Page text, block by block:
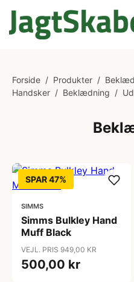
Forside / Produkter /
Handsker / Beklædning /
SPAR 47%
SIMMS
Simms Bulkley Hand
Muff Black
VEJL. PRIS 949,00 KR
500,00 kr